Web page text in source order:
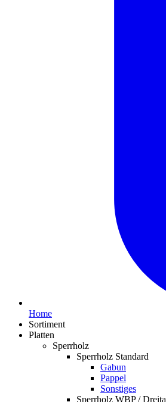
Home
Sortiment
Platten
Sperrholz
Sperrholz Standard
Gabun
Pappel
Sonstiges
Sperrholz WBP /